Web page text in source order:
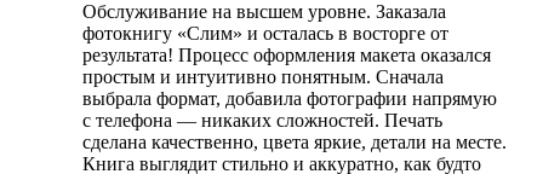
Обслуживание на высшем уровне. Заказала
фотокнигу «Слим» и осталась в восторге от
результата! Процесс оформления макета оказался
простым и интуитивно понятным. Сначала
выбрала формат, добавила фотографии напрямую
с телефона — никаких сложностей. Печать
сделана качественно, цвета яркие, детали на месте.
Книга выглядит стильно и аккуратно, как будто